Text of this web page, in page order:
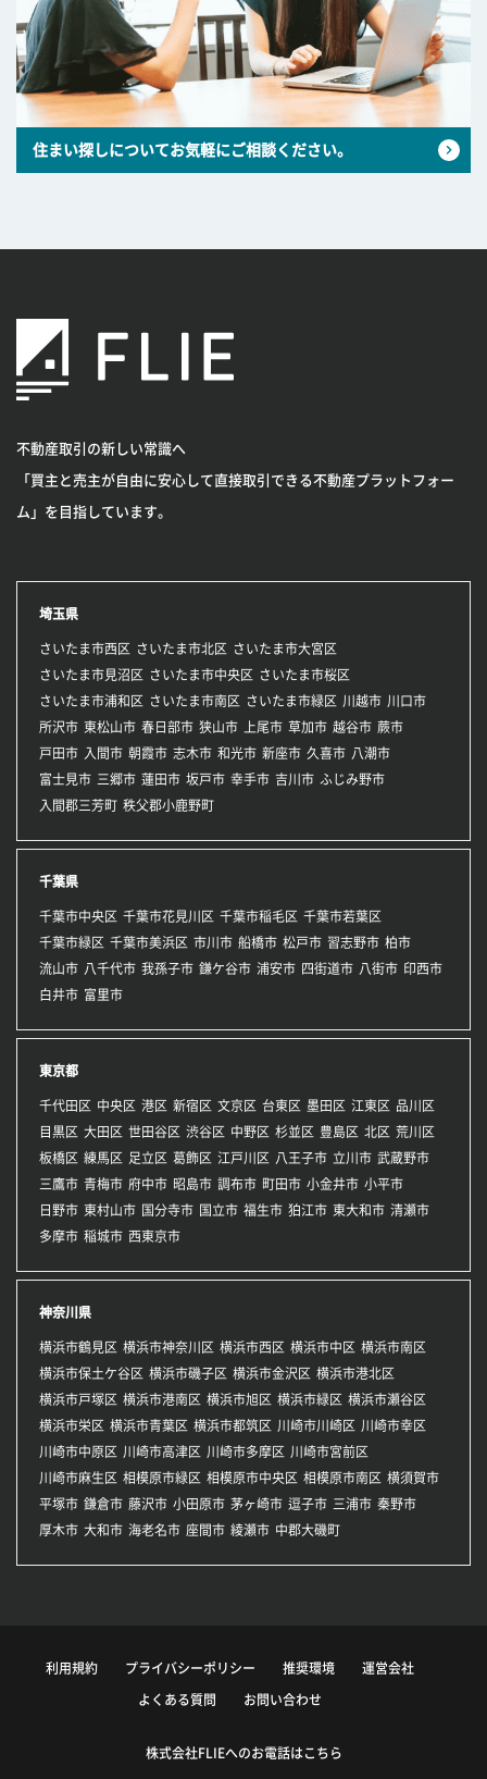
住まい探しについてお気軽にご相談ください。
不動産取引の新しい常識へ
「買主と売主が自由に安心して直接取引できる不動産プラットフォー
ム」を目指しています。
埼玉県
さいたま市西区 さいたま市北区
さいたま市大宮区
さいたま市見沼区
さいたま市中央区
さいたま市桜区
さいたま市浦和区
さいたま市南区 さいたま市緑区 川越市 川口市
所沢市 東松山市 春日部市 狭山市 上尾市 草加市 越谷市 蕨市
戸田市 入間市 朝霞市 志木市 和光市 新座市 久喜市 八潮市
富士見市 三郷市 蓮田市 坂戸市 幸手市 吉川市 ふじみ野市
入間郡三芳町 秩父郡小鹿野町
千葉県
千葉市中央区 千葉市花見川区 千葉市稲毛区 千葉市若葉区
千葉市緑区 千葉市美浜区 市川市 船橋市 松戸市 習志野市 柏市
流山市 八千代市 我孫子市 鎌ケ谷市 浦安市 四街道市 八街市 印西市
白井市 富里市
東京都
千代田区 中央区 港区 新宿区 文京区 台東区 墨田区 江東区 品川区
目黒区 大田区 世田谷区 渋谷区 中野区 杉並区 豊島区 北区 荒川区
板橋区 練馬区 足立区 葛飾区 江戸川区 八王子市 立川市 武蔵野市
三鷹市 青梅市 府中市 昭島市 調布市 町田市 小金井市 小平市
日野市 東村山市 国分寺市 国立市 福生市 狛江市 東大和市 清瀬市
多摩市 稲城市 西東京市
神奈川県
横浜市鶴見区 横浜市神奈川区 横浜市西区 横浜市中区 横浜市南区
横浜市保土ケ谷区 横浜市磯子区 横浜市金沢区 横浜市港北区
横浜市戸塚区 横浜市港南区 横浜市旭区 横浜市緑区 横浜市瀬谷区
横浜市栄区 横浜市青葉区 横浜市都筑区 川崎市川崎区 川崎市幸区
川崎市中原区 川崎市高津区 川崎市多摩区 川崎市宮前区
川崎市麻生区 相模原市緑区 相模原市中央区 相模原市南区 横須賀市
平塚市 鎌倉市 藤沢市 小田原市 茅ヶ崎市 逗子市 三浦市 秦野市
厚木市 大和市 海老名市 座間市 綾瀬市 中郡大磯町
利用規約 プライバシーポリシー 推奨環境 運営会社
よくある質問 お問い合わせ
株式会社FLIEへのお電話はこちら